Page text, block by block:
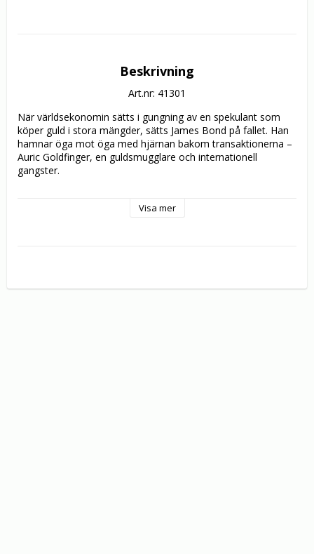
Beskrivning
Art.nr: 41301
När världsekonomin sätts i gungning av en spekulant som
köper guld i stora mängder, sätts James Bond på fallet. Han
hamnar öga mot öga med hjärnan bakom transaktionerna –
Auric Goldfinger, en guldsmugglare och internationell
gangster.
att tränga in i Fort Knox och förinta den internationella
Visa mer